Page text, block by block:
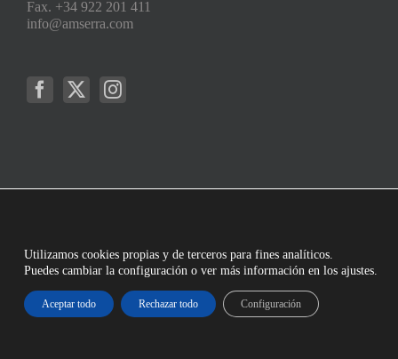
Fax. +34 922 201 411
info@amserra.com
Utilizamos cookies propias y de terceros para fines analíticos.
Puedes cambiar la configuración o ver más información en los ajustes.
Aceptar todo Rechazar todo Configuración